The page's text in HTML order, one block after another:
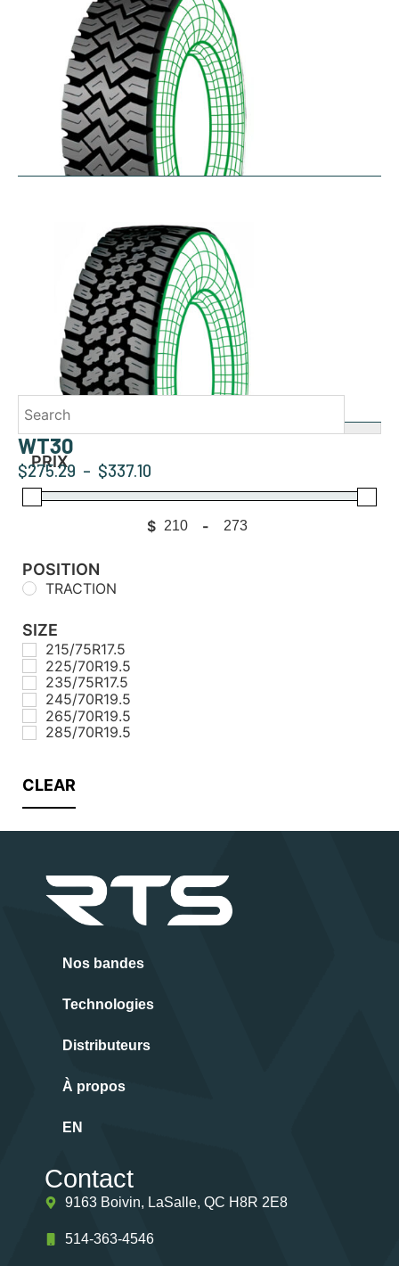
PRIX
$ Minimum Price
-
Maximum Price
POSITION
TRACTION
SIZE
215/75R17.5
225/70R19.5
235/75R17.5
245/70R19.5
265/70R19.5
285/70R19.5
CLEAR
486.18
WT30
$275.29 – $337.10
Nos bandes
Technologies
Distributeurs
À propos
EN
Contact
9163 Boivin, LaSalle, QC H8R 2E8
514-363-4546